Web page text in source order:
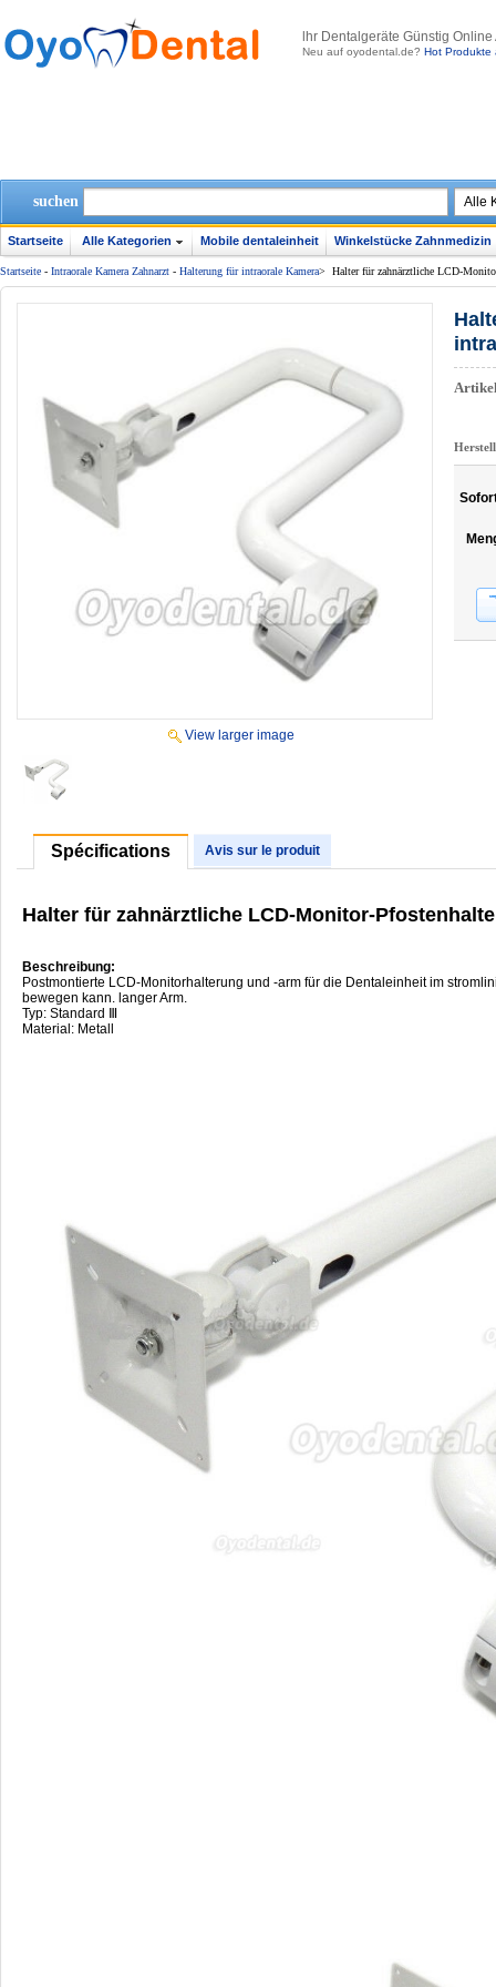
lhr Dentalgeräte Günstig
Neu auf oyodental.de? Hot Produkte
suchen
Startseite Alle Kategorien Mobile dentaleinheit Winkelstücke Zahnmedizin
Startseite - Intraorale Kamera Zahnarzt - Halterung für intraorale Kamera> Halter für zahnärztliche LCD-
View larger image
Spécifications Avis sur le produit
Halter für zahnärztliche LCD-Monitor-
Beschreibung:
Postmontierte LCD-Monitorhalterung und -arm für die Dentaleinheit im
bewegen kann. langer Arm.
Typ: Standard Ⅲ
Material: Metall